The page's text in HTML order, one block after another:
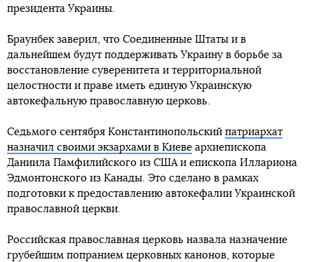
президента Украины.
Браунбек заверил, что Соединенные Штаты и в
дальнейшем будут поддерживать Украину в борьбе за
восстановление суверенитета и территориальной
целостности и праве иметь единую Украинскую
автокефальную православную церковь.
Седьмого сентября Константинопольский патриархат
назначил своими экзархами в Киеве архиепископа
Даниила Памфилийского из США и епископа Иллариона
Эдмонтонского из Канады. Это сделано в рамках
подготовки к предоставлению автокефалии Украинской
православной церкви.
Российская православная церковь назвала назначение
грубейшим попранием церковных канонов, которые